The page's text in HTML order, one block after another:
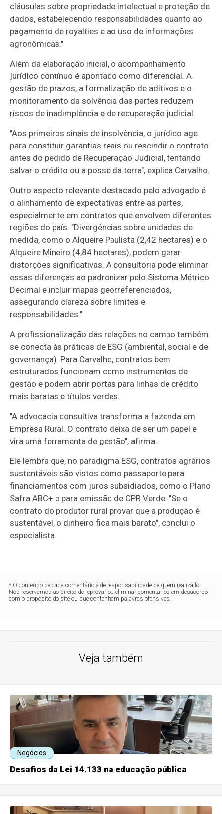
cláusulas sobre propriedade intelectual e proteção de
dados, estabelecendo responsabilidades quanto ao
pagamento de royalties e ao uso de informações
agronômicas."
Além da elaboração inicial, o acompanhamento
jurídico contínuo é apontado como diferencial. A
gestão de prazos, a formalização de aditivos e o
monitoramento da solvência das partes reduzem
riscos de inadimplência e de recuperação judicial.
"Aos primeiros sinais de insolvência, o jurídico age
para constituir garantias reais ou rescindir o contrato
antes do pedido de Recuperação Judicial, tentando
salvar o crédito ou a posse da terra", explica Carvalho.
Outro aspecto relevante destacado pelo advogado é
o alinhamento de expectativas entre as partes,
especialmente em contratos que envolvem diferentes
regiões do país. "Divergências sobre unidades de
medida, como o Alqueire Paulista (2,42 hectares) e o
Alqueire Mineiro (4,84 hectares), podem gerar
distorções significativas. A consultoria pode eliminar
essas diferenças ao padronizar pelo Sistema Métrico
Decimal e incluir mapas georreferenciados,
assegurando clareza sobre limites e
responsabilidades."
A profissionalização das relações no campo também
se conecta às práticas de ESG (ambiental, social e de
governança). Para Carvalho, contratos bem
estruturados funcionam como instrumentos de
gestão e podem abrir portas para linhas de crédito
mais baratas e títulos verdes.
"A advocacia consultiva transforma a fazenda em
Empresa Rural. O contrato deixa de ser um papel e
vira uma ferramenta de gestão", afirma.
Ele lembra que, no paradigma ESG, contratos agrários
sustentáveis são vistos como passaporte para
financiamentos com juros subsidiados, como o Plano
Safra ABC+ e para emissão de CPR Verde. "Se o
contrato do produtor rural provar que a produção é
sustentável, o dinheiro fica mais barato", conclui o
especialista.
* O conteúdo de cada comentário é de responsabilidade de quem realizá-lo.
Nos reservamos ao direito de reprovar ou eliminar comentários em desacordo
com o propósito do site ou que contenham palavras ofensivas.
Veja também
Negócios
Desafios da Lei 14.133 na educação pública